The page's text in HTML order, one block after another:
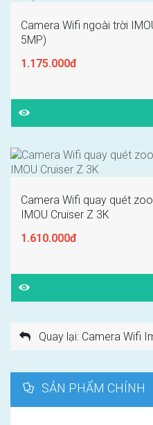
Camera Wifi ngoài trời
5MP)
1.175.000đ
Camera Wifi quay quét
IMOU Cruiser Z 3K
1.610.000đ
Quay lại: Camera Wifi
SẢN PHẨM CHÍNH